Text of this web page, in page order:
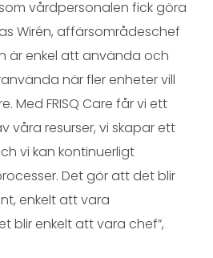
vårdpersonalen fick göra
Wirén, affärsområdeschef
är enkel att använda och
när fler enheter vill
Med FRISQ Care får vi ett
våra resurser, vi skapar ett
vi kan kontinuerligt
Det gör att det blir
enkelt att vara
blir enkelt att vara chef”,